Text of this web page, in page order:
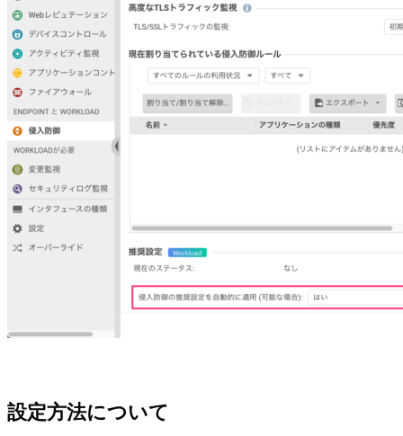
設定方法について